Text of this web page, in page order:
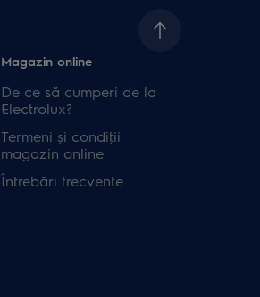
Magazin online
De ce să cumperi de la
Electrolux?
Termeni și condiţii
magazin online
Întrebări frecvente